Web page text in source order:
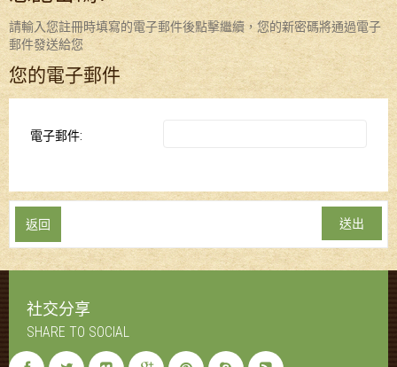
請輸入您註冊時填寫的電子郵件後點擊繼續，您的新密碼將通過電子
郵件發送給您
您的電子郵件
電子郵件:
返回
社交分享
SHARE TO SOCIAL